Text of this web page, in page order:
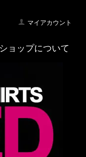
マイアカウント
ショップについて